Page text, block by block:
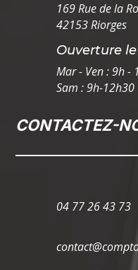
169 Rue de la
42153 Riorges
Ouverture
Mar - Ven : 9h
Sam : 9h-12h30
CONTACTEZ-
04 77 26 43 73